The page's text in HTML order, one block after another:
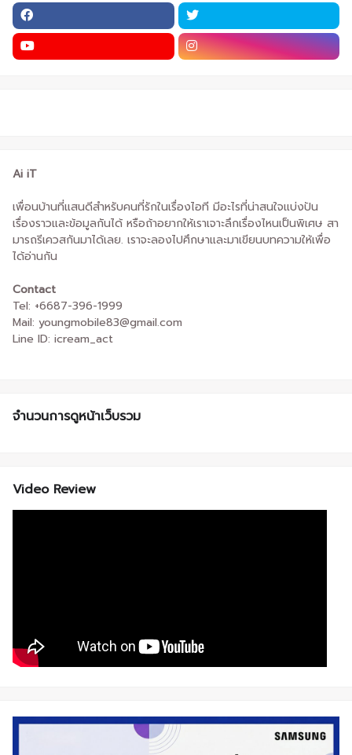
Ai iT
เพื่อนบ้านที่แสนดีสำหรับคนที่รักในเรื่องไอที มีอะไรที่น่าสนใจแบ่งปัน
เรื่องราวและข้อมูลกันได้ หรือถ้าอยากให้เราเจาะลึกเรื่องไหนเป็นพิเศษ สา
มารถรีเควสกันมาได้เลย. เราจะลองไปศึกษาและมาเขียนบทความให้เพื่อ
ได้อ่านกัน
Contact
Tel: +6687-396-1999
Mail: youngmobile83@gmail.com
Line ID: icream_act
จำนวนการดูหน้าเว็บรวม
Video Review